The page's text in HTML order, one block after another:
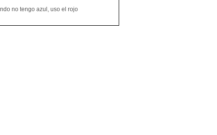
no tengo azul, uso el rojo